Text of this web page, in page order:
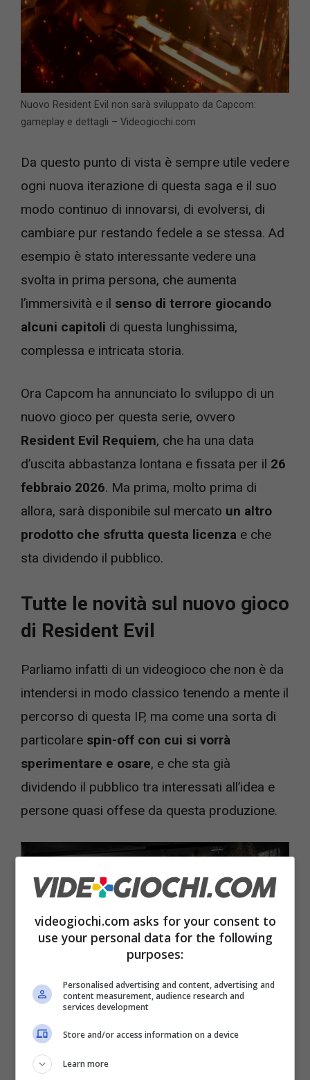
Nuovo Resident Evil non sarà sviluppato da Capcom:
gameplay e dettagli – Videogiochi.com
Da questo punto di vista è sempre utile vedere
ogni nuova iterazione di questa saga e il suo
modo continuo di innovarsi, di evolversi, di
cambiare pur restando fedele a se stessa. Ad
esempio è stato interessante vedere una
svolta in prima persona, che aumenta
l’immersività e il senso di terrore giocando
alcuni capitoli di questa lunghissima,
complessa e intricata storia.
Ora Capcom ha annunciato lo sviluppo di un
nuovo gioco per questa serie, ovvero
Resident Evil Requiem, che ha una data
d’uscita abbastanza lontana e fissata per il 26
febbraio 2026. Ma prima, molto prima di
allora, sarà disponibile sul mercato un altro
prodotto che sfrutta questa licenza e che
sta dividendo il pubblico.
Tutte le novità sul nuovo gioco
di Resident Evil
Parliamo infatti di un videogioco che non è da
intendersi in modo classico tenendo a mente il
percorso di questa IP, ma come una sorta di
particolare spin-off con cui si vorrà
sperimentare e osare, e che sta già
dividendo il pubblico tra interessati all’idea e
persone quasi offese da questa produzione.
Tutte le novità sul nuovo gioco di Resident Evil –
videogiochi.com asks for your consent to
use your personal data for the following
purposes:
Personalised advertising and content, advertising and
content measurement, audience research and
services development
Store and/or access information on a device
Learn more